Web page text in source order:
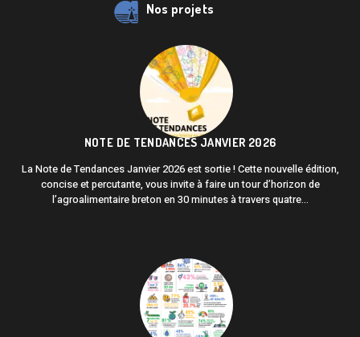
Nos projets
NOTE DE TENDANCES JANVIER 2026
La Note de Tendances Janvier 2026 est sortie ! Cette nouvelle édition,
concise et percutante, vous invite à faire un tour d’horizon de
l’agroalimentaire breton en 30 minutes à travers quatre...